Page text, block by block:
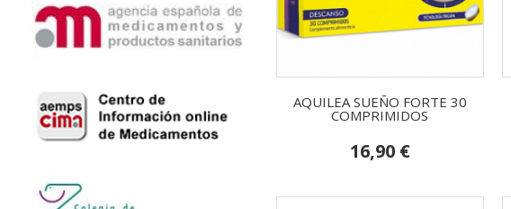
AQUILEA SUEÑO FORTE 30
COMPRIMIDOS
16,90 €